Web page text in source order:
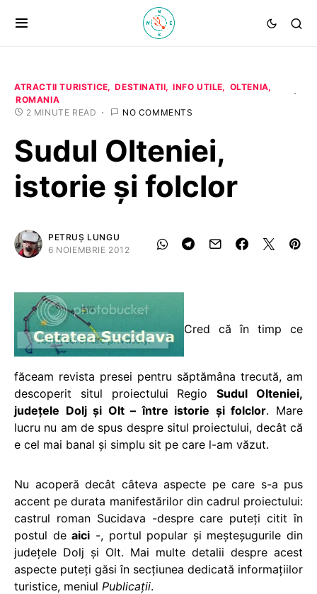
ATRACTII TURISTICE DESTINATII INFO UTILE
OLTENIA
ROMANIA
2 MINUTE READ
NO COMMENTS
Sudul Olteniei,
istorie și folclor
PETRUȘ LUNGU
6 NOIEMBRIE 2012
Cred că în timp ce
făceam revista presei pentru săptămâna trecută, am
descoperit situl proiectului RegioSudul Olteniei,
județele Dolj și Olt – între istorie și folclor. Mare
lucru nu am de spus despre situl proiectului, decât că
e cel mai banal și simplu sit pe care l-am văzut.
Nu acoperă decât câteva aspecte pe care s-a pus
accent pe durata manifestărilor din cadrul proiectului:
castrul roman Sucidava -despre care puteți citit în
postul deaici -, portul popular și meșteșugurile din
județele Dolj și Olt. Mai multe detalii despre acest
aspecte puteți găsi în secțiunea dedicată informațiilor
turistice, meniul Publicații.